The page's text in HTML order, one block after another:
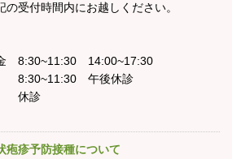
の受付時間内にお越しください。
8:30~11:30 14:00~17:30
午後休診
休診
疱疹予防接種について